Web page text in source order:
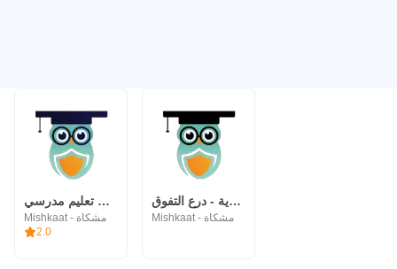
درع التفوق - تطبيق تعليم مدرسي
Mishkaat - مشكاة
2.0
قدرات السعودية - درع التفوق
Mishkaat - مشكاة